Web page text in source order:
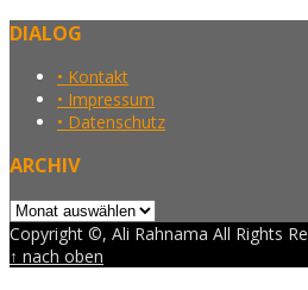
DIALOG
• Kontakt
• Impressum
• Datenschutz
ARCHIV
Archiv
Copyright ©, Ali Rahnama All Rights
↑ nach oben